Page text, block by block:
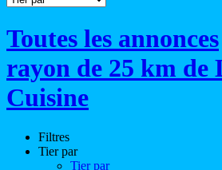
Toutes les annonces
rayon de 25 km de
Cuisine
Filtres
Tier par
Tier par